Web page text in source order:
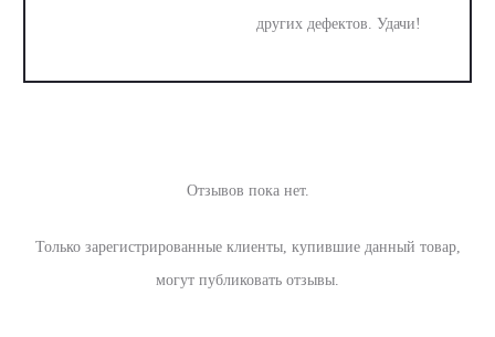
других дефектов. Удачи!
О
Отзывов пока нет.
Только зарегистрированные клиенты, купившие данный товар,
могут публиковать отзывы.